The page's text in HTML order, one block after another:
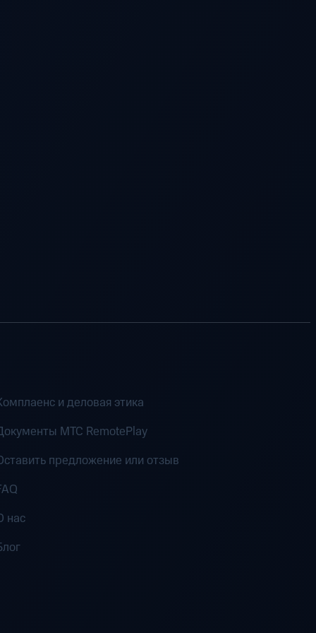
и деловая этика
MTC RemotePlay
предложение или отзыв
нас